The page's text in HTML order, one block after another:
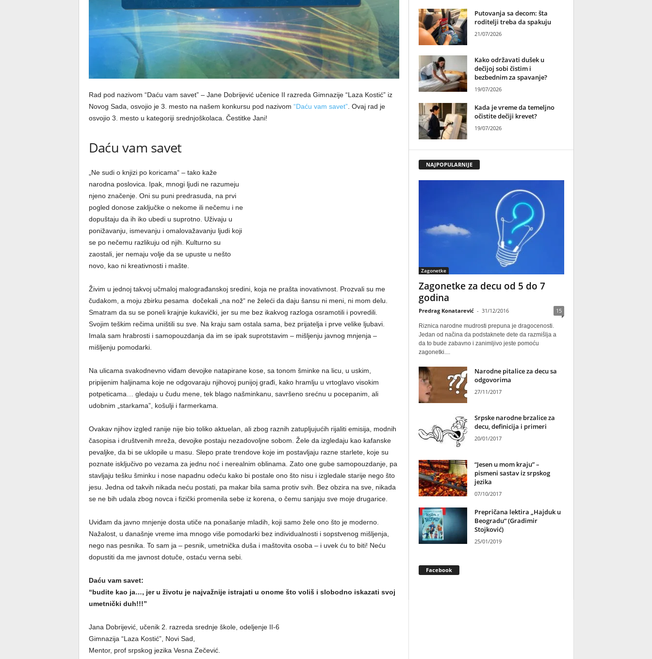
Rad pod nazivom “Daću vam savet” – Jane Dobrijević učenice II razreda Gimnazije “Laza Kostić” iz
Novog Sada, osvojio je 3. mesto na našem konkursu pod nazivom “Daću vam savet”. Ovaj rad je
osvojio 3. mesto u kategoriji srednjoškolaca. Čestitke Jani!
Daću vam savet
„Ne sudi o knjizi po koricama“ – tako kaže
narodna poslovica. Ipak, mnogi lјudi ne razumeju
njeno značenje. Oni su puni predrasuda, na prvi
pogled donose zaklјučke o nekome ili nečemu i ne
dopuštaju da ih iko ubedi u suprotno. Uživaju u
ponižavanju, ismevanju i omalovažavanju lјudi koji
se po nečemu razlikuju od njih. Kulturno su
zaostali, jer nemaju volјe da se upuste u nešto
novo, kao ni kreativnosti i mašte.
Živim u jednoj takvoj učmaloj malograđanskoj sredini, koja ne prašta inovativnost. Prozvali su me
čudakom, a moju zbirku pesama dočekali „na nož“ ne želeći da daju šansu ni meni, ni mom delu.
Smatram da su se poneli krajnje kukavički, jer su me bez ikakvog razloga osramotili i povredili.
Svojim teškim rečima uništili su sve. Na kraju sam ostala sama, bez prijatelјa i prve velike lјubavi.
Imala sam hrabrosti i samopouzdanja da im se ipak suprotstavim – mišlјenju javnog mnjenja –
mišlјenju pomodarki.
Na ulicama svakodnevno viđam devojke natapirane kose, sa tonom šminke na licu, u uskim,
pripijenim halјinama koje ne odgovaraju njihovoj punijoj građi, kako hramlјu u vrtoglavo visokim
potpeticama… gledaju u čudu mene, tek blago našminkanu, savršeno srećnu u pocepanim, ali
udobnim „starkama”, košulјi i farmerkama.
Ovakav njihov izgled ranije nije bio toliko aktuelan, ali zbog raznih zatuplјujućih rijaliti emisija, modnih
časopisa i društvenih mreža, devojke postaju nezadovolјne sobom. Žele da izgledaju kao kafanske
pevalјke, da bi se uklopile u masu. Slepo prate trendove koje im postavlјaju razne starlete, koje su
poznate isklјučivo po vezama za jednu noć i nerealnim oblinama. Zato one gube samopouzdanje, pa
stavlјaju tešku šminku i nose napadnu odeću kako bi postale ono što nisu i izgledale starije nego što
jesu. Jedna od takvih nikada neću postati, pa makar bila sama protiv svih. Bez obzira na sve, nikada
se ne bih udala zbog novca i fizički promenila sebe iz korena, o čemu sanjaju sve moje drugarice.
Uviđam da javno mnjenje dosta utiče na ponašanje mladih, koji samo žele ono što je moderno.
Nažalost, u današnje vreme ima mnogo više pomodarki bez individualnosti i sopstvenog mišlјenja,
nego nas pesnika. To sam ja – pesnik, umetnička duša i maštovita osoba – i uvek ću to biti! Neću
dopustiti da me javnost dotuče, ostaću verna sebi.
Daću vam savet:
“budite kao ja…, jeru životu je najvažnije istrajati u onome što voliš i slobodno iskazati svoj
umetnički duh!!!”
Jana Dobrijević, učenik 2. razreda srednje škole, odelјenje II-6
Gimnazija “Laza Kostić”, Novi Sad,
Mentor, prof srpskog jezika Vesna Zečević.
Putovanja sa decom: šta
roditelji treba da spakuju
21/07/2026
Kako održavati dušek u
dečijoj sobi čistim i
bezbednim za spavanje?
19/07/2026
Kada je vreme da temeljno
očistite dečiji krevet?
19/07/2026
NAJPOPULARNIJE
Zagonetke
Zagonetke za decu od 5 do 7
godina
Predrag Konatarević - 31/12/2016 15
Riznica narodne mudrosti prepuna je dragocenosti.
Jedan od načina da podstaknete dete da razmišlja a
da to bude zabavno i zanimljivo jeste pomoću
zagonetki....
Narodne pitalice za decu sa
odgovorima
27/11/2017
Srpske narodne brzalice za
decu, definicija i primeri
20/01/2017
“Jesen u mom kraju” –
pismeni sastav iz srpskog
jezika
07/10/2017
Prepričana lektira „Hajduk u
Beogradu“ (Gradimir
Stojković)
25/01/2019
Facebook